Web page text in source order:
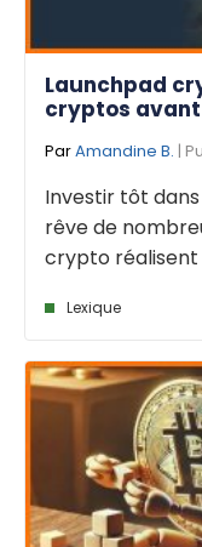
Launchpad
cryptos
ParAmandine B. |
Investir tôt
rêve de
crypto réalisent
Lexique